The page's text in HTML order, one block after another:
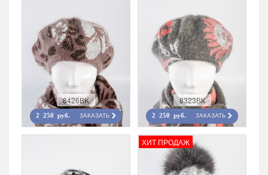
8426ВK
2 250 руб. ЗАКАЗАТЬ
8323ВК
2 250 руб. ЗАКАЗАТЬ
ХИТ ПРОДАЖ